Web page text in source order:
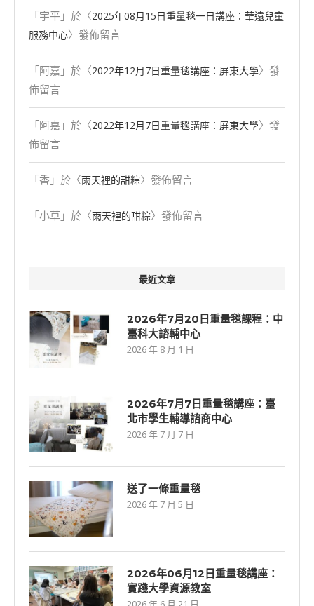
「宇平 」於〈2025年08⽉15⽇重量毯一日講座：華遠兒童
服務中心〉發佈留言
「阿嘉 」於〈2022年12月7日重量毯講座：屏東大學〉發
佈留言
「阿嘉 」於〈2022年12月7日重量毯講座：屏東大學〉發
佈留言
「香 」於〈雨天裡的甜粽〉發佈留言
「小草 」於〈雨天裡的甜粽〉發佈留言
最近文章
2026年7月20日重量毯課程：中
臺科大諮輔中心
2026 年 8 月 1 日
2026年7⽉7⽇重量毯講座：臺
北市學生輔導諮商中心
2026 年 7 月 7 日
送了一條重量毯
2026 年 7 月 5 日
2026年06⽉12⽇重量毯講座：
實踐大學資源教室